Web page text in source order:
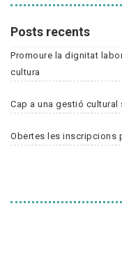
Posts recents
Promoure la dignitat
cultura
Cap a una gestió
Obertes les inscripcions